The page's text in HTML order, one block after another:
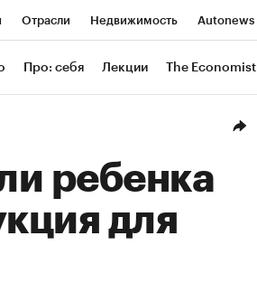
Отрасли Недвижимость Autonews
РБК Life Тренды Визионеры
Про: себя Лекции The Economist
ребенка
для